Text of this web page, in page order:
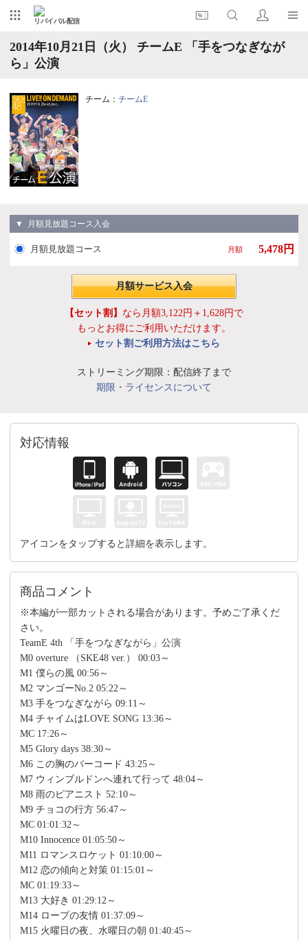
リバイバル配信
2014年10月21日（火） チームE 「手をつなぎなが
ら」公演
チーム： チームE
▼ 月額見放題コース入会
月額見放題コース 月額 5,478円
月額サービス入会
【セット割】 なら月額3,122円＋1,628円で
もっとお得にご利用いただけます。
セット割ご利用方法はこちら
ストリーミング期限：配信終了まで
期限・ライセンスについて
対応情報
アイコンをタップすると詳細を表示します。
商品コメント
※本編が一部カットされる場合があります。予めご了承くだ
さい。
TeamE 4th 「手をつなぎながら」公演
M0 overture （SKE48 ver.） 00:03～
M1 僕らの風 00:56～
M2 マンゴーNo.2 05:22～
M3 手をつなぎながら 09:11～
M4 チャイムはLOVE SONG 13:36～
MC 17:26～
M5 Glory days 38:30～
M6 この胸のバーコード 43:25～
M7 ウィンブルドンへ連れて行って 48:04～
M8 雨のピアニスト 52:10～
M9 チョコの行方 56:47～
MC 01:01:32～
M10 Innocence 01:05:50～
M11 ロマンスロケット 01:10:00～
M12 恋の傾向と対策 01:15:01～
MC 01:19:33～
M13 大好き 01:29:12～
M14 ロープの友情 01:37:09～
M15 火曜日の夜、水曜日の朝 01:40:45～